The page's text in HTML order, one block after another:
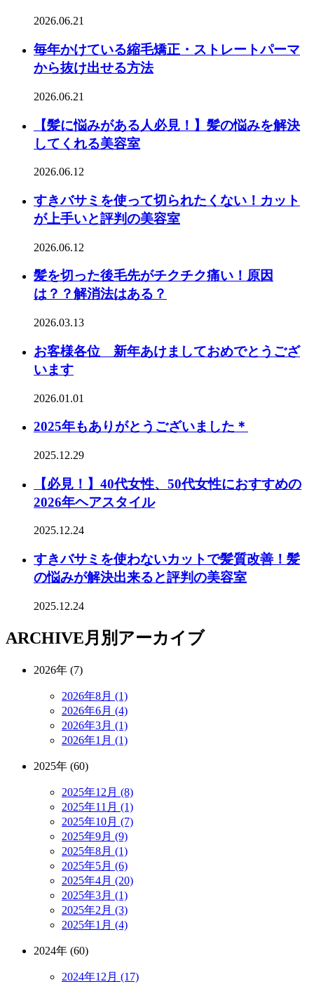
2026.06.21
毎年かけている縮毛矯正・ストレートパーマ
から抜け出せる方法
2026.06.21
【髪に悩みがある人必見！】髪の悩みを解決
してくれる美容室
2026.06.12
すきバサミを使って切られたくない！カット
が上手いと評判の美容室
2026.06.12
髪を切った後毛先がチクチク痛い！原因
は？？解消法はある？
2026.03.13
お客様各位 新年あけましておめでとうござ
います
2026.01.01
2025年もありがとうございました＊
2025.12.29
【必見！】40代女性、50代女性におすすめの
2026年ヘアスタイル
2025.12.24
すきバサミを使わないカットで髪質改善！髪
の悩みが解決出来ると評判の美容室
2025.12.24
ARCHIVE月別アーカイブ
2026年 (7)
2026年8月 (1)
2026年6月 (4)
2026年3月 (1)
2026年1月 (1)
2025年 (60)
2025年12月 (8)
2025年11月 (1)
2025年10月 (7)
2025年9月 (9)
2025年8月 (1)
2025年5月 (6)
2025年4月 (20)
2025年3月 (1)
2025年2月 (3)
2025年1月 (4)
2024年 (60)
2024年12月 (17)